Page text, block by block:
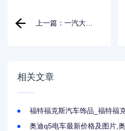
上一篇：一汽大众
相关文章
福特福克斯汽车饰品_福特福
奥迪q5电车最新价格及图片,